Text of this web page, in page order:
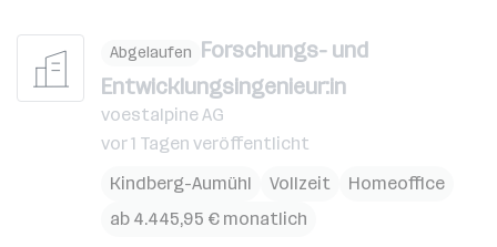
Abgelaufen Forschungs- und
Entwicklungsingenieur:in
voestalpine AG
vor 1 Tagen veröffentlicht
Kindberg-Aumühl
Vollzeit
Homeoffice
ab 4.445,95 € monatlich